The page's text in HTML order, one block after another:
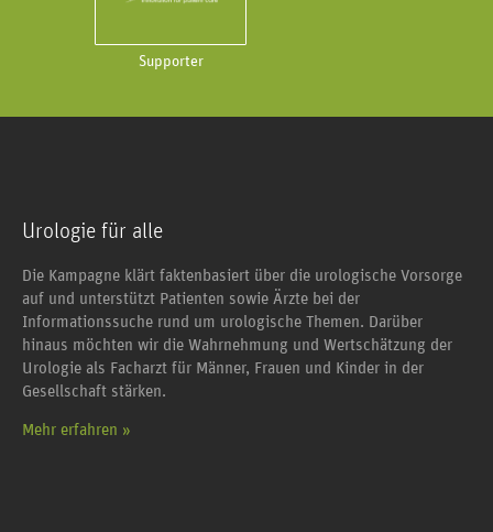
Supporter
Urologie für alle
Die Kampagne klärt faktenbasiert über die urologische Vorsorge
auf und unterstützt Patienten sowie Ärzte bei der
Informationssuche rund um urologische Themen. Darüber
hinaus möchten wir die Wahrnehmung und Wertschätzung der
Urologie als Facharzt für Männer, Frauen und Kinder in der
Gesellschaft stärken.
Mehr erfahren »